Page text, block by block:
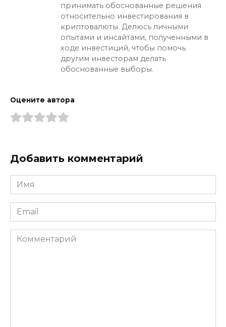
принимать обоснованные решения
относительно инвестирования в
криптовалюты. Делюсь личными
опытами и инсайтами, полученными в
ходе инвестиций, чтобы помочь
другим инвесторам делать
обоснованные выборы.
Оцените автора
Добавить комментарий
Имя
*
Email
*
Комментарий